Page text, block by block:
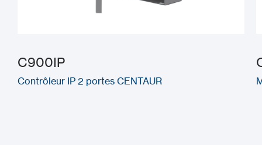
C900IP
Contrôleur IP 2 portes CENTAUR